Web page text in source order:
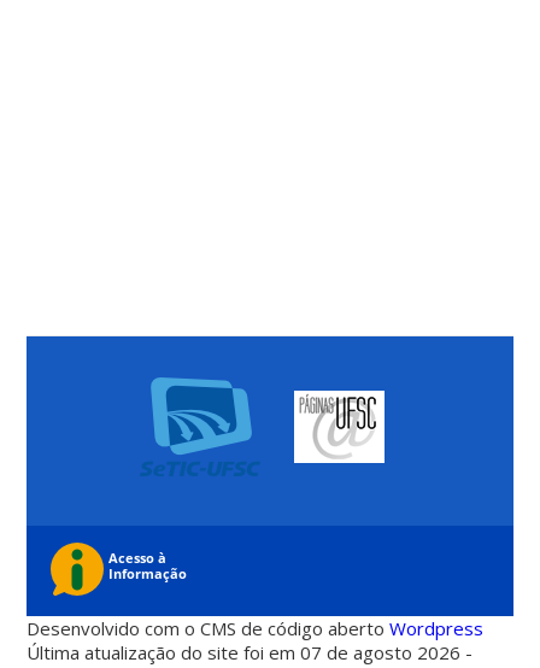
Desenvolvido com o CMS de código abertoWordpress
Última atualização do site foi em 07 de agosto 2026 -